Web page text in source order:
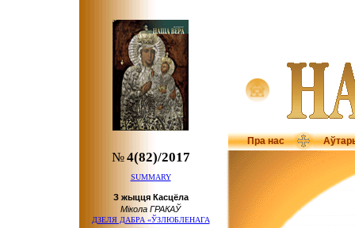
Пра нас
№4(82)/2017
SUMMARY
З жыцця Касцёла
Мікола ГРАКАЎ
ДЗЕЛЯ ДАБРА «ЎЗЛЮБЛЕНАГА